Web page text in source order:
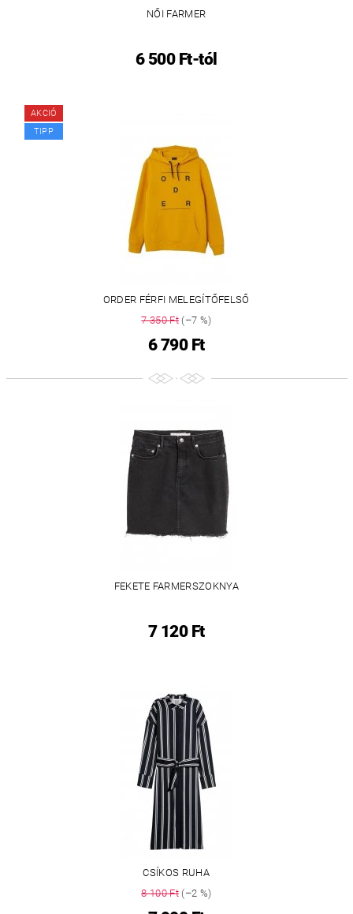
NŐI FARMER
6 500 Ft-tól
AKCIÓ
TIPP
ORDER FÉRFI MELEGÍTŐFELSŐ
7 350 Ft(–7 %)
6 790 Ft
FEKETE FARMERSZOKNYA
7 120 Ft
CSÍKOS RUHA
8 100 Ft(–2 %)